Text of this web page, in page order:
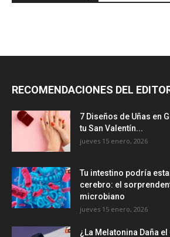
RECOMENDACIONES DEL
7 Diseños de Uñas en
tu San Valentín...
jueves 15 enero, 2026
Tu intestino podría
cerebro: el
microbiano
jueves 15 enero, 2026
¿La Melatonina Daña